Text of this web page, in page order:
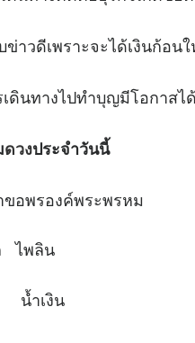
ข่าวดีเพราะจะได้เงินก้อน
เดินทางไปทำบุญมีโอกาสไ
ดวงประจำวันนี้
อพรองค์พระพรหม
ไพลิน
ำเงิน